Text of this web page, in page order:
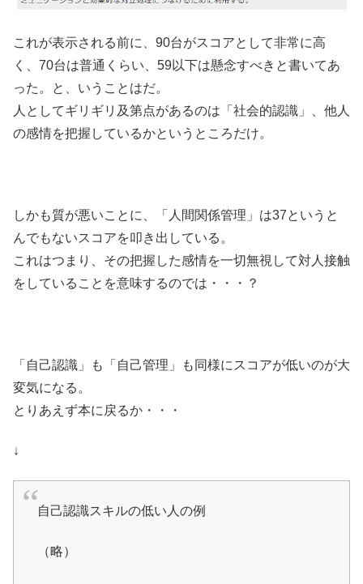
これが表示される前に、90台がスコアとして非常に高
く、70台は普通くらい、59以下は懸念すべきと書いてあ
った。と、いうことはだ。
人としてギリギリ及第点があるのは「社会的認識」、他人
の感情を把握しているかというところだけ。
しかも質が悪いことに、「人間関係管理」は37というと
んでもないスコアを叩き出している。
これはつまり、その把握した感情を一切無視して対人接触
をしていることを意味するのでは・・・？
「自己認識」も「自己管理」も同様にスコアが低いのが大
変気になる。
とりあえず本に戻るか・・・
↓
自己認識スキルの低い人の例
（略）